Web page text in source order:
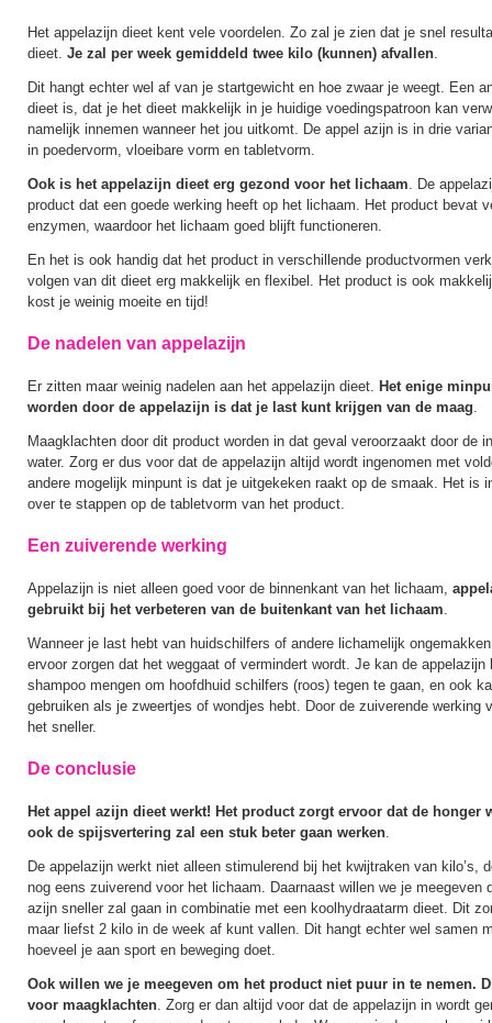
Het appelazijn dieet kent vele voordelen. Zo zal je zien dat je snel
dieet. Je zal per week gemiddeld twee kilo (kunnen) afvallen.
Dit hangt echter wel af van je startgewicht en hoe zwaar je weegt. Een
dieet is, dat je het dieet makkelijk in je huidige voedingspatroon kan
namelijk innemen wanneer het jou uitkomt. De appel azijn is in drie
in poedervorm, vloeibare vorm en tabletvorm.
Ook is het appelazijn dieet erg gezond voor het lichaam. De
product dat een goede werking heeft op het lichaam. Het product bevat
enzymen, waardoor het lichaam goed blijft functioneren.
En het is ook handig dat het product in verschillende productvormen
volgen van dit dieet erg makkelijk en flexibel. Het product is ook
kost je weinig moeite en tijd!
De nadelen van appelazijn
Er zitten maar weinig nadelen aan het appelazijn dieet. Het enige
worden door de appelazijn is dat je last kunt krijgen van de maag.
Maagklachten door dit product worden in dat geval veroorzaakt door de
water. Zorg er dus voor dat de appelazijn altijd wordt ingenomen met
andere mogelijk minpunt is dat je uitgekeken raakt op de smaak. Het is
over te stappen op de tabletvorm van het product.
Een zuiverende werking
Appelazijn is niet alleen goed voor de binnenkant van het lichaam,
gebruikt bij het verbeteren van de buitenkant van het lichaam.
Wanneer je last hebt van huidschilfers of andere lichamelijk
ervoor zorgen dat het weggaat of vermindert wordt. Je kan de appelazijn
shampoo mengen om hoofdhuid schilfers (roos) tegen te gaan, en ook
gebruiken als je zweertjes of wondjes hebt. Door de zuiverende werking
het sneller.
De conclusie
Het appel azijn dieet werkt! Het product zorgt ervoor dat de honger
ook de spijsvertering zal een stuk beter gaan werken.
De appelazijn werkt niet alleen stimulerend bij het kwijtraken van kilo’s,
nog eens zuiverend voor het lichaam. Daarnaast willen we je meegeven
azijn sneller zal gaan in combinatie met een koolhydraatarm dieet. Dit
maar liefst 2 kilo in de week af kunt vallen. Dit hangt echter wel samen
hoeveel je aan sport en beweging doet.
Ook willen we je meegeven om het product niet puur in te nemen.
voor maagklachten. Zorg er dan altijd voor dat de appelazijn in wordt